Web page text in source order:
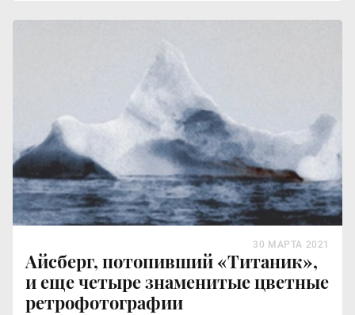
Айсберг, потопивший «Титаник»,
и еще четыре знаменитые цветные
ретрофотографии
30 МАРТА 2021